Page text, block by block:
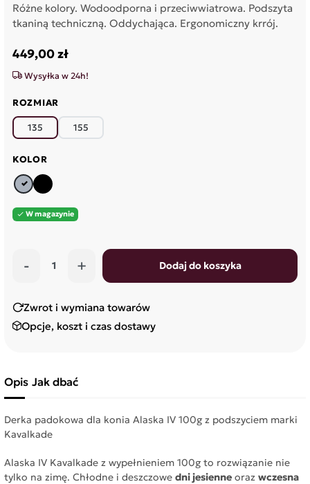
Różne kolory. Wodoodporna i przeciwwiatrowa. Podszyta
tkaniną techniczną. Oddychająca. Ergonomiczny krrój.
449,00 zł
Wysyłka w 24h!
ROZMIAR
135 155
KOLOR
szaryczarny
 W magazynie
- + Dodaj do koszyka
Zwrot i wymiana towarów
Opcje, koszt i czas dostawy
Opis Jak dbać
Derka padokowa dla konia Alaska IV 100g z podszyciem marki
Kavalkade
Alaska IV Kavalkade z wypełnieniem 100g to rozwiązanie nie
tylko na zimę. Chłodne i deszczowe dni jesienne oraz wczesna